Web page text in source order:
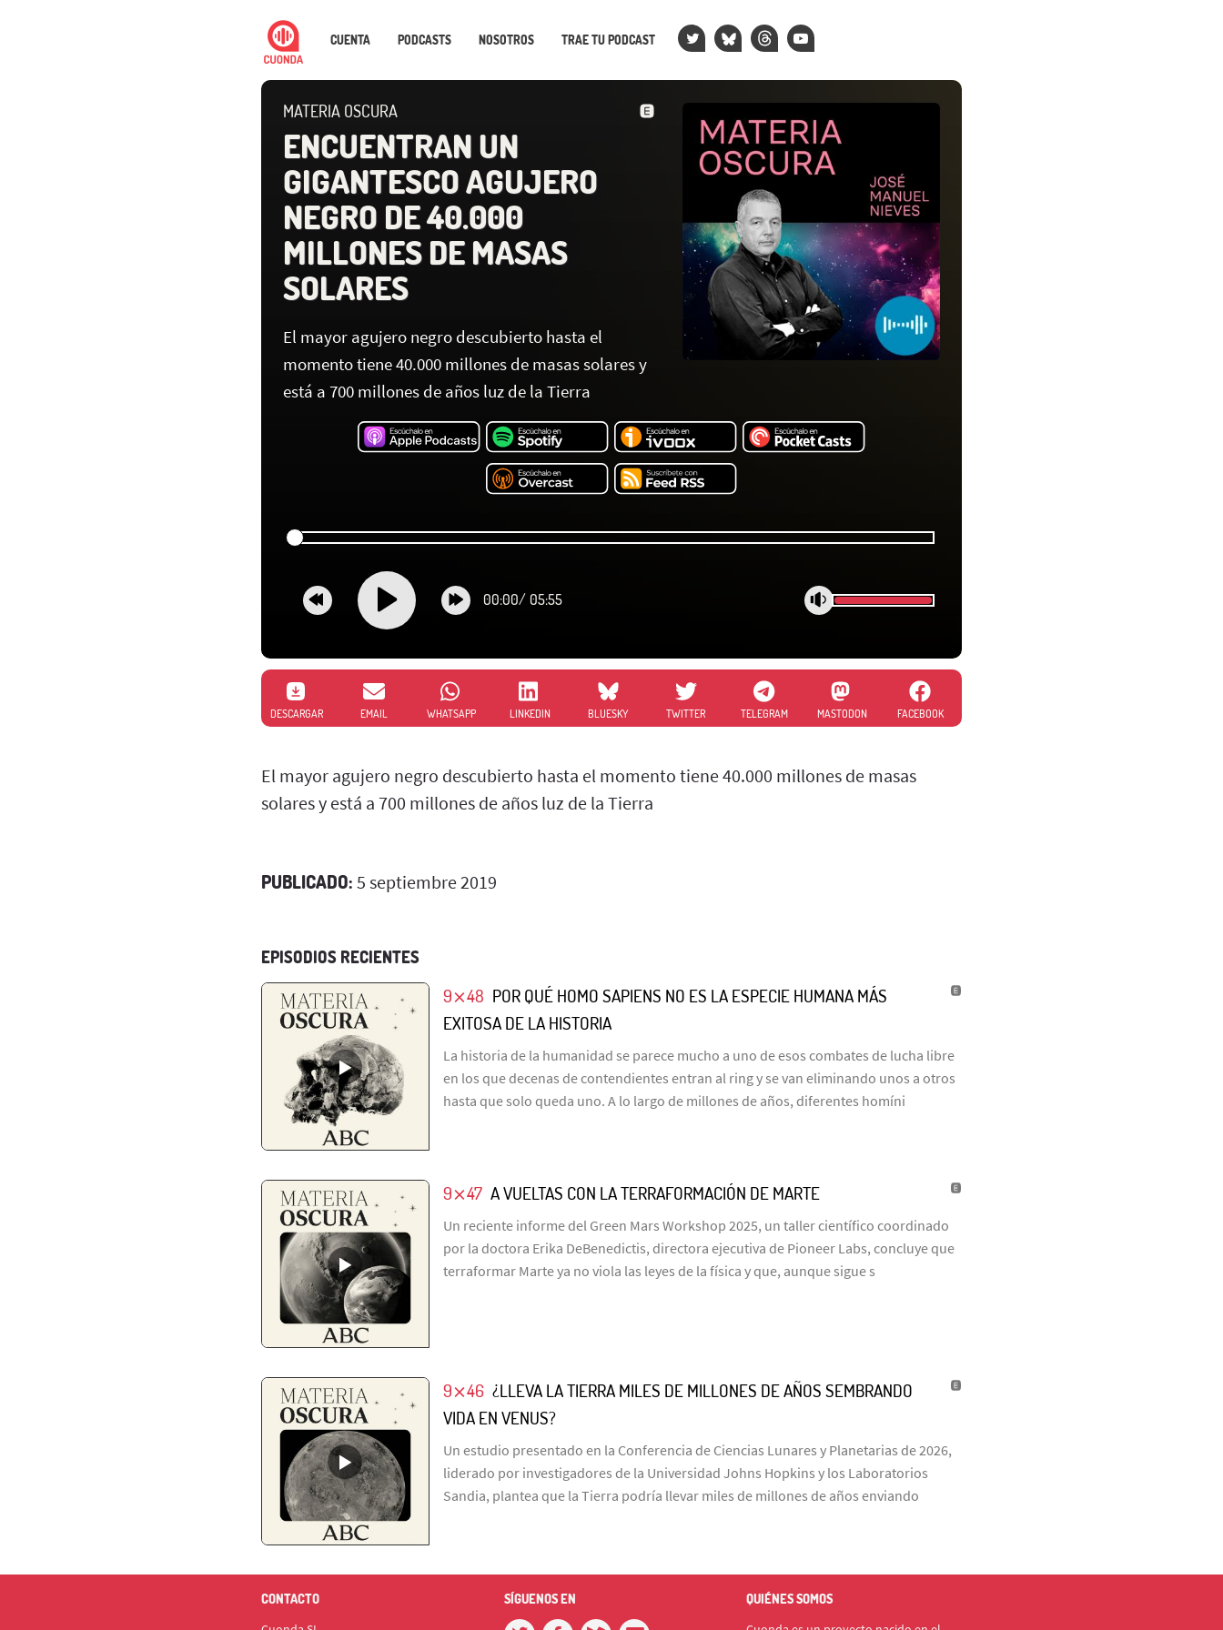
CUENTA PODCASTS NOSOTROS TRAE TU PODCAST
MATERIA OSCURA
ENCUENTRAN UN
GIGANTESCO AGUJERO
NEGRO DE 40.000
MILLONES DE MASAS
SOLARES
El mayor agujero negro descubierto hasta el
momento tiene 40.000 millones de masas solares y
está a 700 millones de años luz de la Tierra
00:00/ 05:55
DESCARGAR EMAIL WHATSAPP LINKEDIN BLUESKY TWITTER TELEGRAM MASTODON FACEBOOK
El mayor agujero negro descubierto hasta el momento tiene 40.000 millones de masas
solares y está a 700 millones de años luz de la Tierra
PUBLICADO: 5 septiembre 2019
EPISODIOS RECIENTES
9⨯48 POR QUÉ HOMO SAPIENS NO ES LA ESPECIE HUMANA MÁS
EXITOSA DE LA HISTORIA
La historia de la humanidad se parece mucho a uno de esos combates de lucha libre
en los que decenas de contendientes entran al ring y se van eliminando unos a otros
hasta que solo queda uno. A lo largo de millones de años, diferentes homíni
9⨯47 A VUELTAS CON LA TERRAFORMACIÓN DE MARTE
Un reciente informe del Green Mars Workshop 2025, un taller científico coordinado
por la doctora Erika DeBenedictis, directora ejecutiva de Pioneer Labs, concluye que
terraformar Marte ya no viola las leyes de la física y que, aunque sigue s
9⨯46 ¿LLEVA LA TIERRA MILES DE MILLONES DE AÑOS SEMBRANDO
VIDA EN VENUS?
Un estudio presentado en la Conferencia de Ciencias Lunares y Planetarias de 2026,
liderado por investigadores de la Universidad Johns Hopkins y los Laboratorios
Sandia, plantea que la Tierra podría llevar miles de millones de años enviando
CONTACTO SÍGUENOS EN QUIÉNES SOMOS